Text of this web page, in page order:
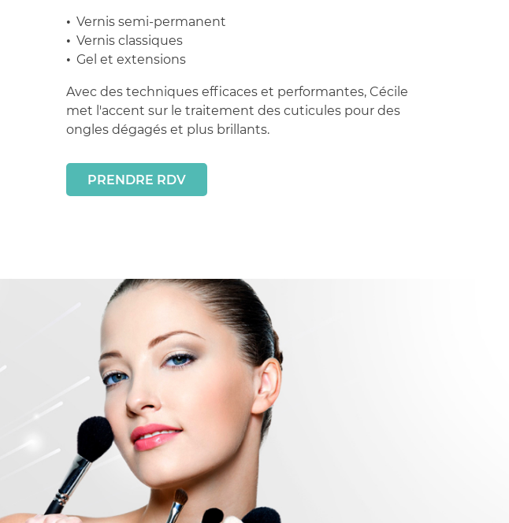
Vernis semi-permanent
Vernis classiques
Gel et extensions
Avec des techniques efficaces et performantes, Cécile
met l'accent sur le traitement des cuticules pour des
ongles dégagés et plus brillants.
PRENDRE RDV